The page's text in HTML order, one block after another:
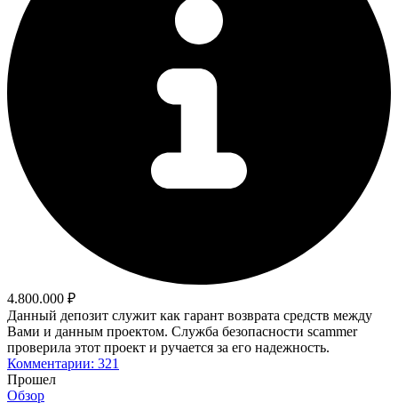
4.800.000 ₽
Данный депозит служит как гарант возврата средств между
Вами и данным проектом. Служба безопасности scammer
проверила этот проект и ручается за его надежность.
Комментарии: 321
Прошел
Обзор